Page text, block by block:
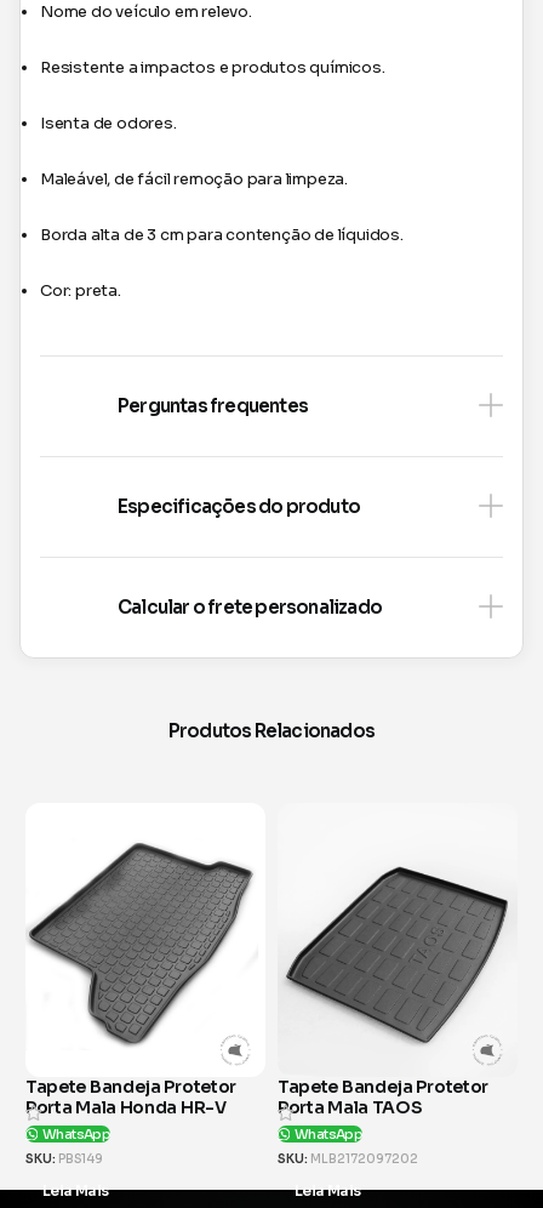
Nome do veículo em relevo.
Resistente a impactos e produtos químicos.
Isenta de odores.
Maleável, de fácil remoção para limpeza.
Borda alta de 3 cm para contenção de líquidos.
Cor: preta.
Perguntas frequentes
Especificações do produto
Calcular o frete personalizado
Produtos Relacionados
Tapete Bandeja Protetor
Porta Mala TAOS
WhatsApp
SKU: MLB2172097202
Leia Mais
Tapete Bandeja Protetor
Porta Mala Byd Song Plus
WhatsApp
SKU: PBS165
Leia Mais